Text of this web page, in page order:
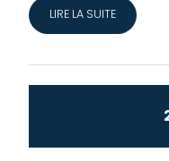
LIRE LA SUITE